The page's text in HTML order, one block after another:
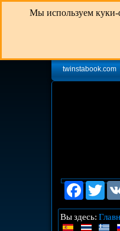
Мы используем куки-
twinstabook.com
Facebook
Вы здесь: